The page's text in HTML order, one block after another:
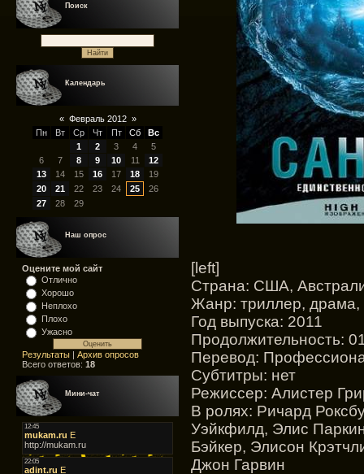
Поиск
Календарь
« Февраль 2012 »
Пн
Вт Ср Чт Пт Сб
Вс
1
2 3 4
5
6
7 8 9 10 11
12
13
14 15 16 17 18
19
20
21 22 23 24 25
26
27
28 29
Наш опрос
Оцените мой сайт
Отлично
Хорошо
Неплохо
Плохо
Ужасно
Результаты | Архив опросов
Всего ответов: 18
Мини-чат
[left]
Страна: США,
Жанр: триллер, драма,
Год выпуска: 2011
Продолжительность:
Перевод:
Cубтитры: нет
Режиссер: Алистер
В ролях: Ричард
Уэйкфилд, Элис
Бэйкер, Элисон
Джон Гарвин